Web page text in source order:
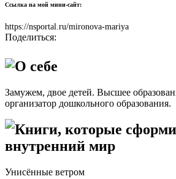
Ссылка на мой мини-сайт:
https://nsportal.ru/mironova-mariya
Поделиться:
О себе
Замужем, двое детей. Высшее
организатор дошкольного образования.
Книги, которые
внутренний мир
Унисённые ветром